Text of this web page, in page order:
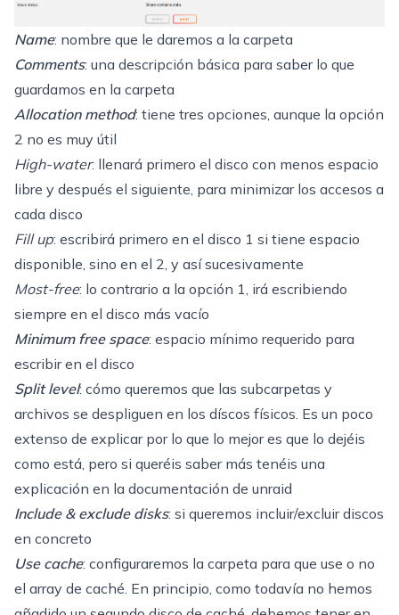
Name: nombre que le daremos a la carpeta
Comments: una descripción básica para saber lo que
guardamos en la carpeta
Allocation method: tiene tres opciones, aunque la opción
2 no es muy útil
High-water: llenará primero el disco con menos espacio
libre y después el siguiente, para minimizar los accesos a
cada disco
Fill up: escribirá primero en el disco 1 si tiene espacio
disponible, sino en el 2, y así sucesivamente
Most-free: lo contrario a la opción 1, irá escribiendo
siempre en el disco más vacío
Minimum free space: espacio mínimo requerido para
escribir en el disco
Split level: cómo queremos que las subcarpetas y
archivos se despliguen en los díscos físicos. Es un poco
extenso de explicar por lo que lo mejor es que lo dejéis
como está, pero si queréis saber más tenéis una
explicación en la documentación de unraid
Include & exclude disks: si queremos incluir/excluir discos
en concreto
Use cache: configuraremos la carpeta para que use o no
el array de caché. En principio, como todavía no hemos